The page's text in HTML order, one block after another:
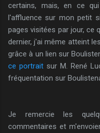
certains, mais, en ce
l'affluence sur mon petit
pages visitées par jour, ce
dernier, j'ai même atteint
grâce à un lien sur
ce portraitsur M. René
fréquentation sur
Je remercie les
commentaires et